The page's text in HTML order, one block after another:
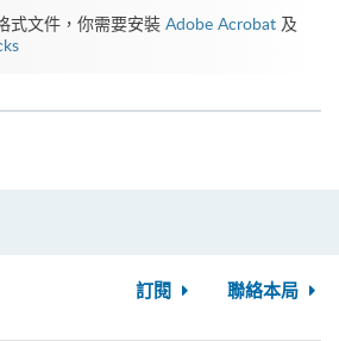
式文件，你需要安裝 Adobe Acrobat 及
訂閱 聯絡本局